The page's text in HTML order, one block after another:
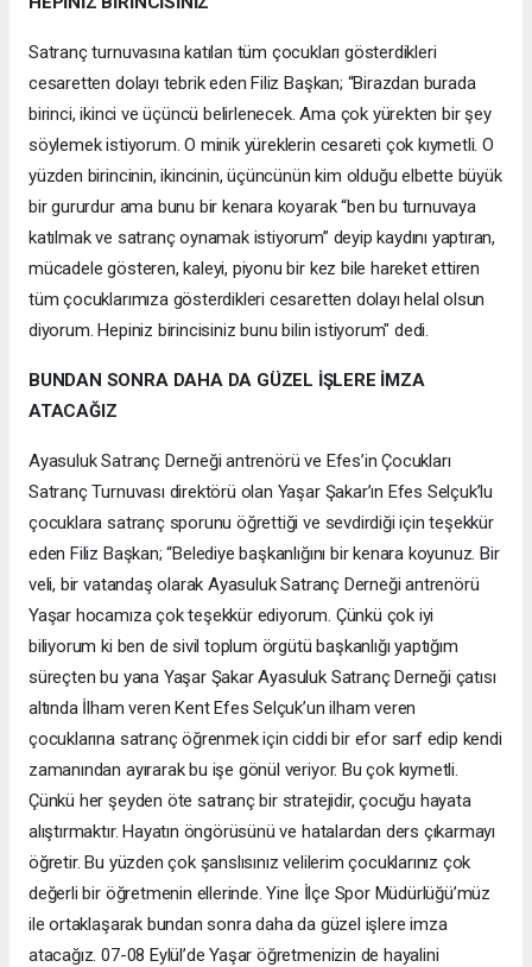
Satranç turnuvasına katılan tüm çocukları gösterdikleri
cesaretten dolayı tebrik eden Filiz Başkan; “Birazdan burada
birinci, ikinci ve üçüncü belirlenecek. Ama çok yürekten bir şey
söylemek istiyorum. O minik yüreklerin cesareti çok kıymetli. O
yüzden birincinin, ikincinin, üçüncünün kim olduğu elbette büyük
bir gururdur ama bunu bir kenara koyarak “ben bu turnuvaya
katılmak ve satranç oynamak istiyorum” deyip kaydını yaptıran,
mücadele gösteren, kaleyi, piyonu bir kez bile hareket ettiren
tüm çocuklarımıza gösterdikleri cesaretten dolayı helal olsun
diyorum. Hepiniz birincisiniz bunu bilin istiyorum" dedi.
BUNDAN SONRA DAHA DA GÜZEL İŞLERE İMZA
ATACAĞIZ
Ayasuluk Satranç Derneği antrenörü ve Efes’in Çocukları
Satranç Turnuvası direktörü olan Yaşar Şakar’ın Efes Selçuk’lu
çocuklara satranç sporunu öğrettiği ve sevdirdiği için teşekkür
eden Filiz Başkan; “Belediye başkanlığını bir kenara koyunuz. Bir
veli, bir vatandaş olarak Ayasuluk Satranç Derneği antrenörü
Yaşar hocamıza çok teşekkür ediyorum. Çünkü çok iyi
biliyorum ki ben de sivil toplum örgütü başkanlığı yaptığım
süreçten bu yana Yaşar Şakar Ayasuluk Satranç Derneği çatısı
altında İlham veren Kent Efes Selçuk’un ilham veren
çocuklarına satranç öğrenmek için ciddi bir efor sarf edip kendi
zamanından ayırarak bu işe gönül veriyor. Bu çok kıymetli.
Çünkü her şeyden öte satranç bir stratejidir, çocuğu hayata
alıştırmaktır. Hayatın öngörüsünü ve hatalardan ders çıkarmayı
öğretir. Bu yüzden çok şanslısınız velilerim çocuklarınız çok
değerli bir öğretmenin ellerinde. Yine İlçe Spor Müdürlüğü’müz
ile ortaklaşarak bundan sonra daha da güzel işlere imza
atacağız. 07-08 Eylül’de Yaşar öğretmenizin de hayalini